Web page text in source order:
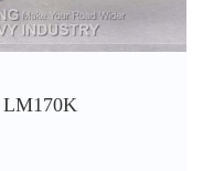
LM170K